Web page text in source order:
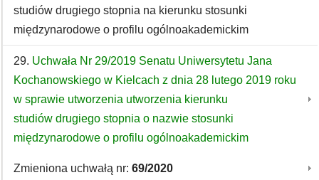
studiów drugiego stopnia na kierunku stosunki
międzynarodowe o profilu ogólnoakademickim
29. Uchwała Nr 29/2019 Senatu Uniwersytetu Jana
Kochanowskiego w Kielcach z dnia 28 lutego 2019 roku
w sprawie utworzenia utworzenia kierunku
studiów drugiego stopnia o nazwie stosunki
międzynarodowe o profilu ogólnoakademickim
Zmieniona uchwałą nr: 69/2020